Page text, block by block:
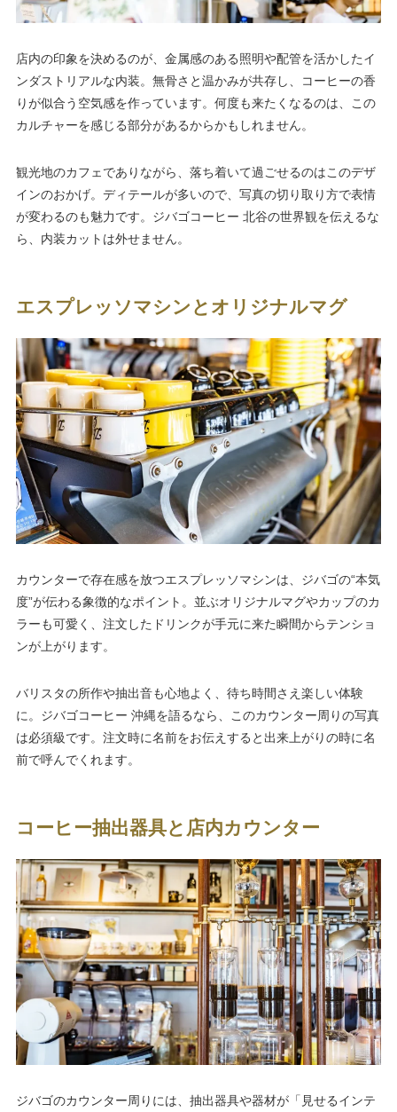
店内の印象を決めるのが、金属感のある照明や配管を活かしたイ
ンダストリアルな内装。無骨さと温かみが共存し、コーヒーの香
りが似合う空気感を作っています。何度も来たくなるのは、この
カルチャーを感じる部分があるからかもしれません。
観光地のカフェでありながら、落ち着いて過ごせるのはこのデザ
インのおかげ。ディテールが多いので、写真の切り取り方で表情
が変わるのも魅力です。ジバゴコーヒー 北谷の世界観を伝えるな
ら、内装カットは外せません。
エスプレッソマシンとオリジナルマグ
カウンターで存在感を放つエスプレッソマシンは、ジバゴの“本気
度”が伝わる象徴的なポイント。並ぶオリジナルマグやカップのカ
ラーも可愛く、注文したドリンクが手元に来た瞬間からテンショ
ンが上がります。
バリスタの所作や抽出音も心地よく、待ち時間さえ楽しい体験
に。ジバゴコーヒー 沖縄を語るなら、このカウンター周りの写真
は必須級です。注文時に名前をお伝えすると出来上がりの時に名
前で呼んでくれます。
コーヒー抽出器具と店内カウンター
ジバゴのカウンター周りには、抽出器具や器材が「見せるインテ